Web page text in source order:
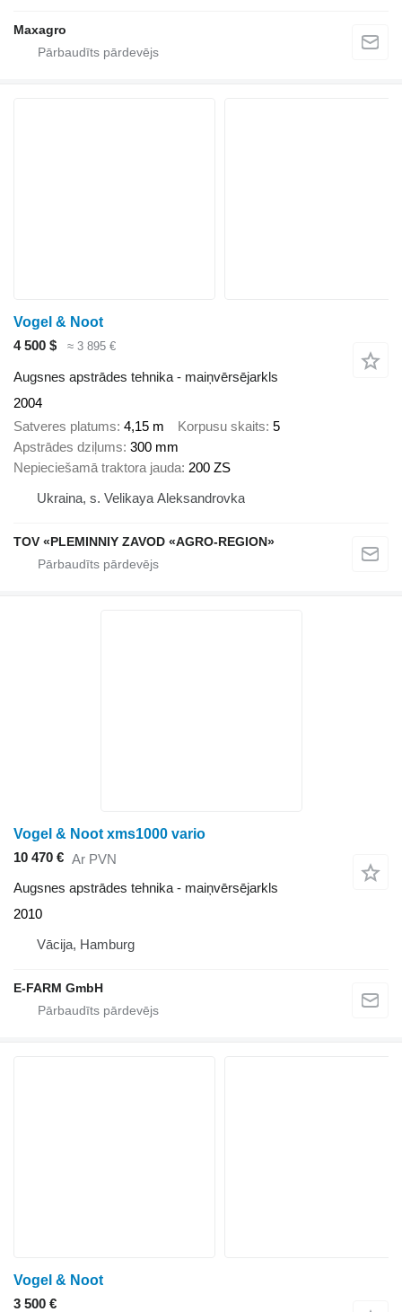
Maxagro
Vogel & Noot
4 500 $
≈ 3 895 €
Augsnes apstrādes tehnika - maiņvērsējarkls
2004
Satveres platums 4,15 m Korpusu skaits 5
Apstrādes dziļums 300 mm
Nepieciešamā traktora jauda 200 ZS
Ukraina, s. Velikaya Aleksandrovka
TOV «PLEMINNIY ZAVOD «AGRO-REGION»
Vogel & Noot xms1000 vario
10 470 € Ar PVN
Augsnes apstrādes tehnika - maiņvērsējarkls
2010
Vācija, Hamburg
E-FARM GmbH
Vogel & Noot
3 500 €